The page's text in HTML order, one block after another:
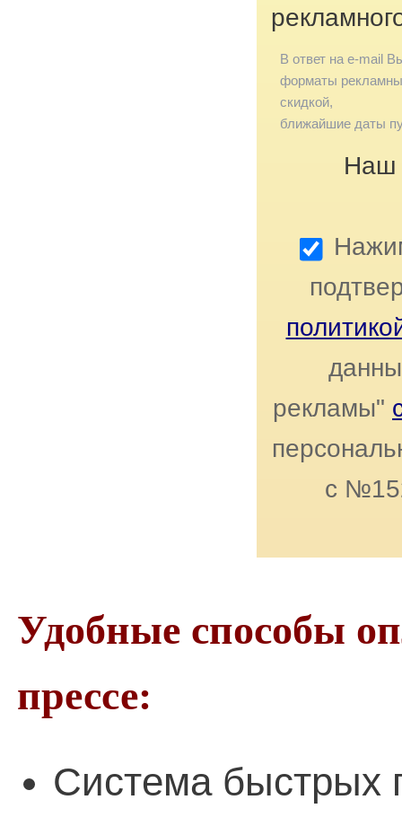
В ответ на e-mail
форматы
скидкой,
ближайшие даты
Наш
рекламы"
с
Удобные способы
прессе:
Система быстрых